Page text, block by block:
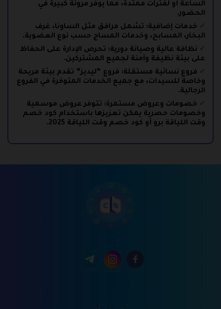
الساعة أو لفترات ممتدة، مما يوفر مرونة كبيرة في
الحضور.
خدمات إضافية: تشمل مرافق مثل الساونا، غرف
البخار، المسابح، وخدمات المساج حسب نوع العضوية.
نظافة عالية وصيانة دورية: تحرص الإدارة على الحفاظ
على بيئة نظيفة وآمنة لجميع المشتركين.
فروع نسائية مستقلة: فروع “ليديز” تقدم بيئة مريحة
وخاصة للسيدات، مع جميع الخدمات المتوفرة في الفروع
الرجالية.
خصومات وعروض مستمرة: تتوفر عروض موسمية
وخصومات حصرية يمكن تعزيزها باستخدام كود خصم
وقت اللياقة برو أو كود خصم وقت اللياقة 2025.